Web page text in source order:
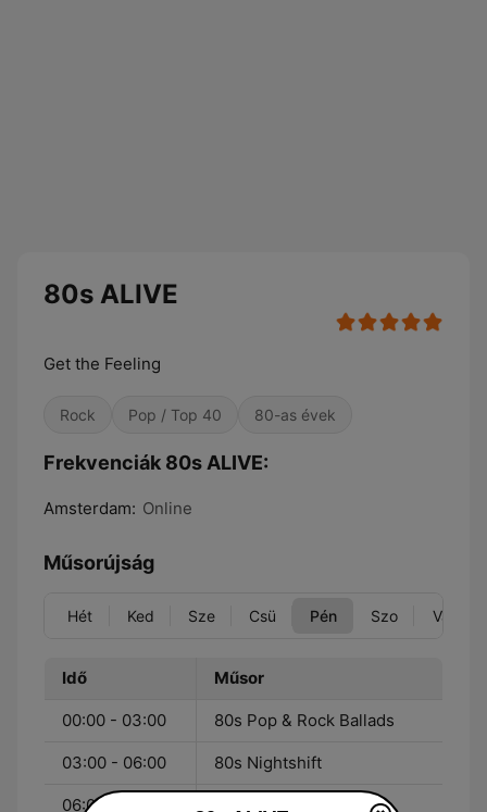
80s ALIVE
Get the Feeling
Rock Pop / Top 40 80-as évek
Frekvenciák 80s ALIVE:
Amsterdam: Online
Műsorújság
Hét Ked Sze Csü Pén Szo Vas
Idő Műsor
00:00 - 03:00 80s Pop & Rock Ballads
03:00 - 06:00 80s Nightshift
06:00 - 08:00